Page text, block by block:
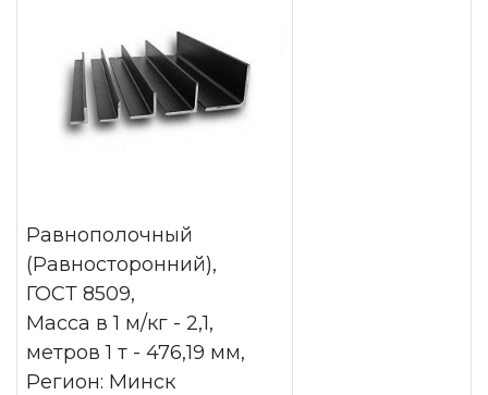
Равнополочный
(Равносторонний),
ГОСТ 8509,
Масса в 1 м/кг - 2,1,
метров 1 т - 476,19 мм,
Регион: Минск